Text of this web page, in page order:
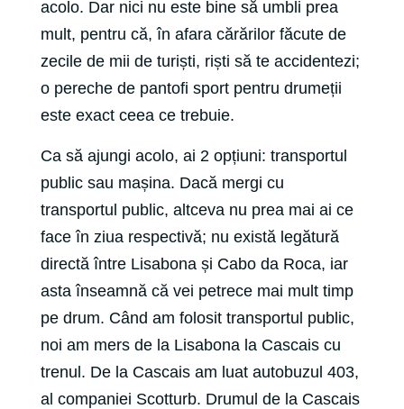
acolo. Dar nici nu este bine să umbli prea
mult, pentru că, în afara cărărilor făcute de
zecile de mii de turiști, riști să te accidentezi;
o pereche de pantofi sport pentru drumeții
este exact ceea ce trebuie.
Ca să ajungi acolo, ai 2 opțiuni: transportul
public sau mașina. Dacă mergi cu
transportul public, altceva nu prea mai ai ce
face în ziua respectivă; nu există legătură
directă între Lisabona și Cabo da Roca, iar
asta înseamnă că vei petrece mai mult timp
pe drum. Când am folosit transportul public,
noi am mers de la Lisabona la Cascais cu
trenul. De la Cascais am luat autobuzul 403,
al companiei Scotturb. Drumul de la Cascais